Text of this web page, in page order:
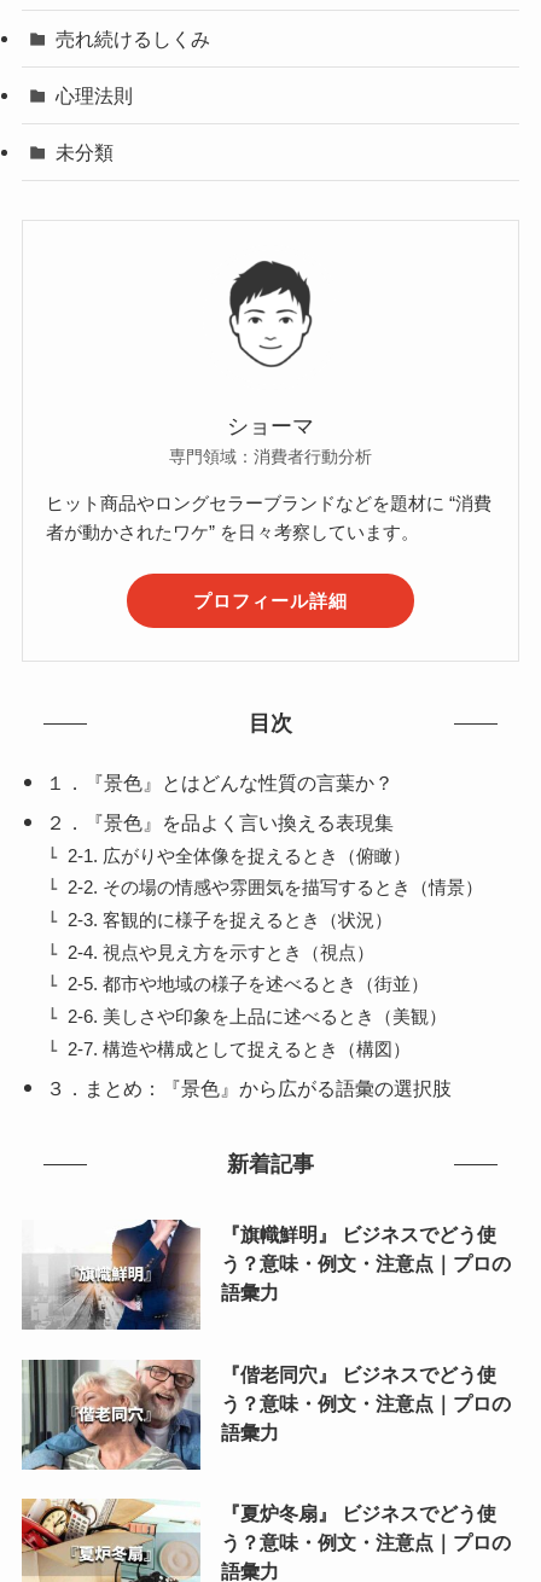
売れ続けるしくみ
心理法則
未分類
ショーマ
専門領域：消費者行動分析
ヒット商品やロングセラーブランドなどを題材に “消費
者が動かされたワケ” を日々考察しています。
プロフィール詳細
目次
１．『景色』とはどんな性質の言葉か？
２．『景色』を品よく言い換える表現集
2-1. 広がりや全体像を捉えるとき（俯瞰）
2-2. その場の情感や雰囲気を描写するとき（情景）
2-3. 客観的に様子を捉えるとき（状況）
2-4. 視点や見え方を示すとき（視点）
2-5. 都市や地域の様子を述べるとき（街並）
2-6. 美しさや印象を上品に述べるとき（美観）
2-7. 構造や構成として捉えるとき（構図）
３．まとめ：『景色』から広がる語彙の選択肢
新着記事
『旗幟鮮明』 ビジネスでどう使
う？意味・例文・注意点｜プロの
語彙力
『偕老同穴』 ビジネスでどう使
う？意味・例文・注意点｜プロの
語彙力
『夏炉冬扇』 ビジネスでどう使
う？意味・例文・注意点｜プロの
語彙力